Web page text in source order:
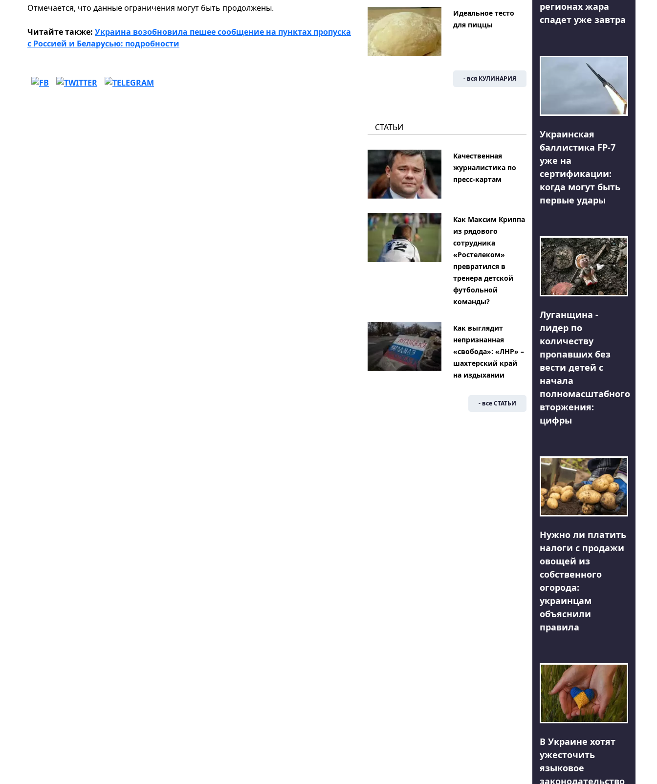
Отмечается, что данные ограничения могут быть продолжены.
Читайте также: Украина возобновила пешее сообщение на пунктах пропуска
с Россией и Беларусью: подробности
Идеальное тесто
для пиццы
- вся КУЛИНАРИЯ
СТАТЬИ
Качественная
журналистика по
пресс-картам
Как Максим Криппа
из рядового
сотрудника
«Ростелеком»
превратился в
тренера детской
футбольной
команды?
Как выглядит
непризнанная
«свобода»: «ЛНР» –
шахтерский край
на издыхании
- все СТАТЬИ
регионах жара
спадет уже завтра
Украинская
баллистика FP-7
уже на
сертификации:
когда могут быть
первые удары
Луганщина -
лидер по
количеству
пропавших без
вести детей с
начала
полномасштабного
вторжения:
цифры
Нужно ли платить
налоги с продажи
овощей из
собственного
огорода:
украинцам
объяснили
правила
В Украине хотят
ужесточить
языковое
законодательство